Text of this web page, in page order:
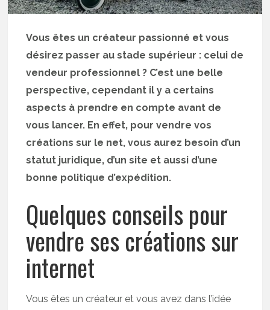
Vous êtes un créateur passionné et vous
désirez passer au stade supérieur : celui de
vendeur professionnel ? C’est une belle
perspective, cependant il y a certains
aspects à prendre en compte avant de
vous lancer. En effet, pour vendre vos
créations sur le net, vous aurez besoin d’un
statut juridique, d’un site et aussi d’une
bonne politique d’expédition.
Quelques conseils pour
vendre ses créations sur
internet
Vous êtes un créateur et vous avez dans l’idée